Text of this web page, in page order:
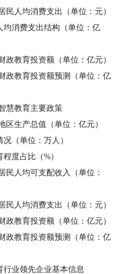
民人均消费支出（单位：元）
均消费支出结构（单位：亿
政教育投资额（单位：亿元）
政教育投资额预测（单位：亿
慧教育主要政策
区生产总值（单位：亿元）
（单位：万人）
度占比（%）
民人均可支配收入（单位：
民人均消费支出（单位：元）
政教育投资额（单位：亿元）
政教育投资额预测（单位：亿
行业领先企业基本信息